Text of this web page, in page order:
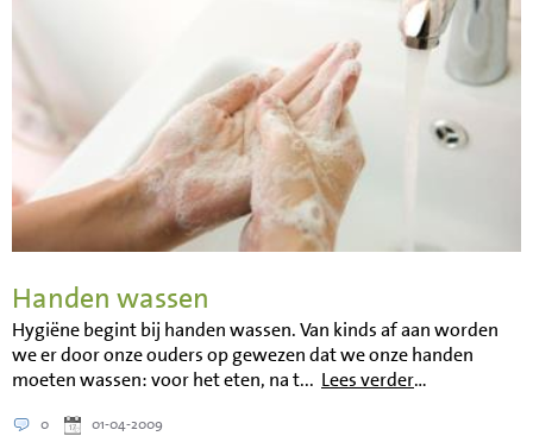
Handen wassen
Hygiëne begint bij handen wassen. Van kinds af aan worden
we er door onze ouders op gewezen dat we onze handen
moeten wassen: voor het eten, na t... Lees verder…
0 01-04-2009